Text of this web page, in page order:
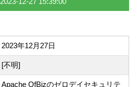
2023年12月27日
[不明]
Apache OfBizのゼロデイセキュリテ